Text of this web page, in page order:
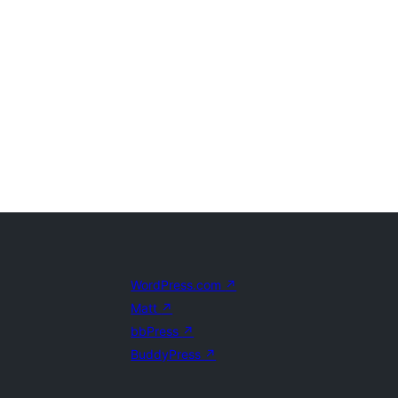
WordPress.com ↗
Matt ↗
bbPress ↗
BuddyPress ↗